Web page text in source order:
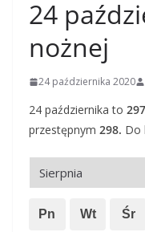
24
nożnej
24 października 2020
24 października to
przestępnym 298. Do
Pn Wt Śr